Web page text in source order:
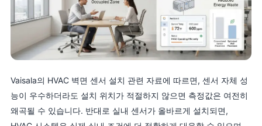
Vaisala의 HVAC 벽면 센서 설치 관련 자료에 따르면, 센서 자체 성
능이 우수하더라도 설치 위치가 적절하지 않으면 측정값은 여전히
왜곡될 수 있습니다. 반대로 실내 센서가 올바르게 설치되면,